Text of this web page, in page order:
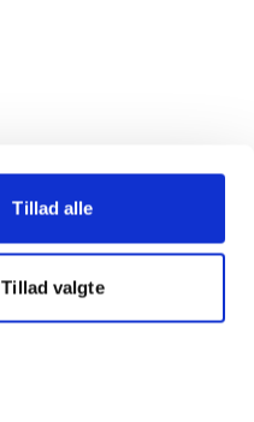
Tillad alle
Tillad valgte